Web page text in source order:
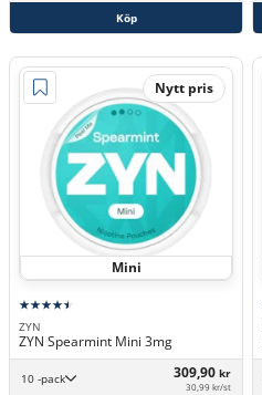
Köp
Nytt pris
Mini
ZYN
ZYN Spearmint Mini 3mg
10 -pack 309,90 kr
30,99 kr/st